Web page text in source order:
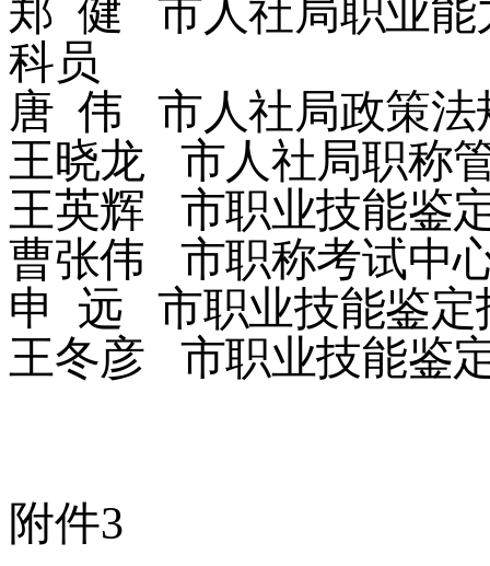
郑 健
市人社局职业
科员
唐 伟
市人社局政策
王晓龙
市人社局职称
王英辉
市职业技能鉴
曹张伟
市职称考试中
申
远
市职业技能鉴
王冬彦
市职业技能鉴
附件3